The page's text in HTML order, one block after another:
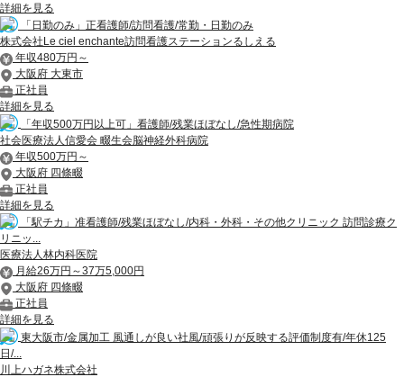
詳細を見る
「日勤のみ」正看護師/訪問看護/常勤・日勤のみ
株式会社Le ciel enchante訪問看護ステーションるしえる
年収480万円～
大阪府 大東市
正社員
詳細を見る
「年収500万円以上可」看護師/残業ほぼなし/急性期病院
社会医療法人信愛会 畷生会脳神経外科病院
年収500万円～
大阪府 四條畷
正社員
詳細を見る
「駅チカ」准看護師/残業ほぼなし/内科・外科・その他クリニック 訪問診療ク
リニッ...
医療法人林内科医院
月給26万円～37万5,000円
大阪府 四條畷
正社員
詳細を見る
東大阪市/金属加工 風通しが良い社風/頑張りが反映する評価制度有/年休125
日/...
川上ハガネ株式会社